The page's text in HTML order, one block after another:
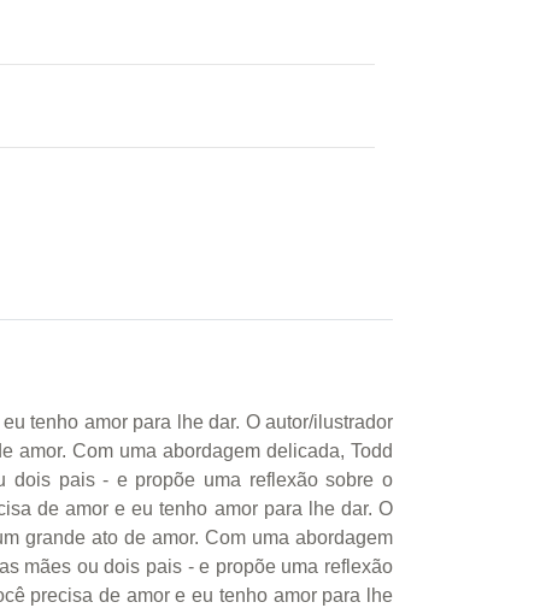
tenho amor para lhe dar. O autor/ilustrador
amor. Com uma abordagem delicada, Todd
dois pais - e propõe uma reflexão sobre o
de amor e eu tenho amor para lhe dar. O
grande ato de amor. Com uma abordagem
mães ou dois pais - e propõe uma reflexão
precisa de amor e eu tenho amor para lhe